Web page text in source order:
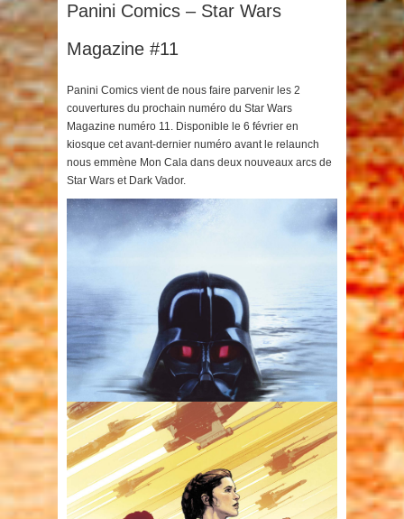
Panini Comics – Star Wars
Magazine #11
Panini Comics vient de nous faire parvenir les 2
couvertures du prochain numéro du Star Wars
Magazine numéro 11. Disponible le 6 février en
kiosque cet avant-dernier numéro avant le relaunch
nous emmène Mon Cala dans deux nouveaux arcs de
Star Wars et Dark Vador.